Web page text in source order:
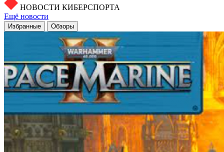
НОВОСТИ КИБЕРСПОРТА
Ещё новости
Избранные Обзоры